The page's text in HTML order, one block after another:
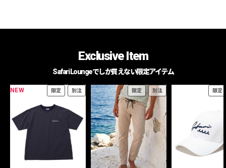
Exclusive Item
Safari Loungeでしか買えない限定アイテム
NEW 限定 別注 限定 別注 限定